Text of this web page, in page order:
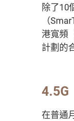
除了10
（
港寬頻
計劃的
4.5G
在普通